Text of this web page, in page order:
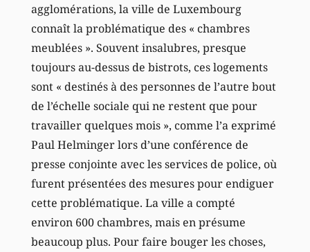
agglomérations, la ville de Luxembourg
connaît la problématique des « chambres
meublées ». Souvent insalubres, presque
toujours au-dessus de bistrots, ces logements
sont « destinés à des personnes de l’autre bout
de l’échelle sociale qui ne restent que pour
travailler quelques mois », comme l’a exprimé
Paul Helminger lors d’une conférence de
presse conjointe avec les services de police, où
furent présentées des mesures pour endiguer
cette problématique. La ville a compté
environ 600 chambres, mais en présume
beaucoup plus. Pour faire bouger les choses,